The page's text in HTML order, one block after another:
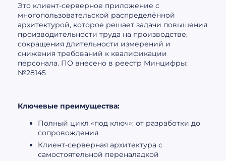
Это клиент-серверное приложение с
многопользовательской распределённой
архитектурой, которое решает задачи повышения
производительности труда на производстве,
сокращения длительности измерений и
снижения требований к квалификации
персонала. ПО внесено в реестр Минцифры:
№28145
Ключевые преимущества:
Полный цикл «под ключ»: от разработки до
сопровождения
Клиент-серверная архитектура с
самостоятельной переналадкой